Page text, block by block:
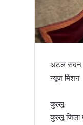
अटल सदन में
न्यूज मिशन
कुल्लू
कुल्लू जिला